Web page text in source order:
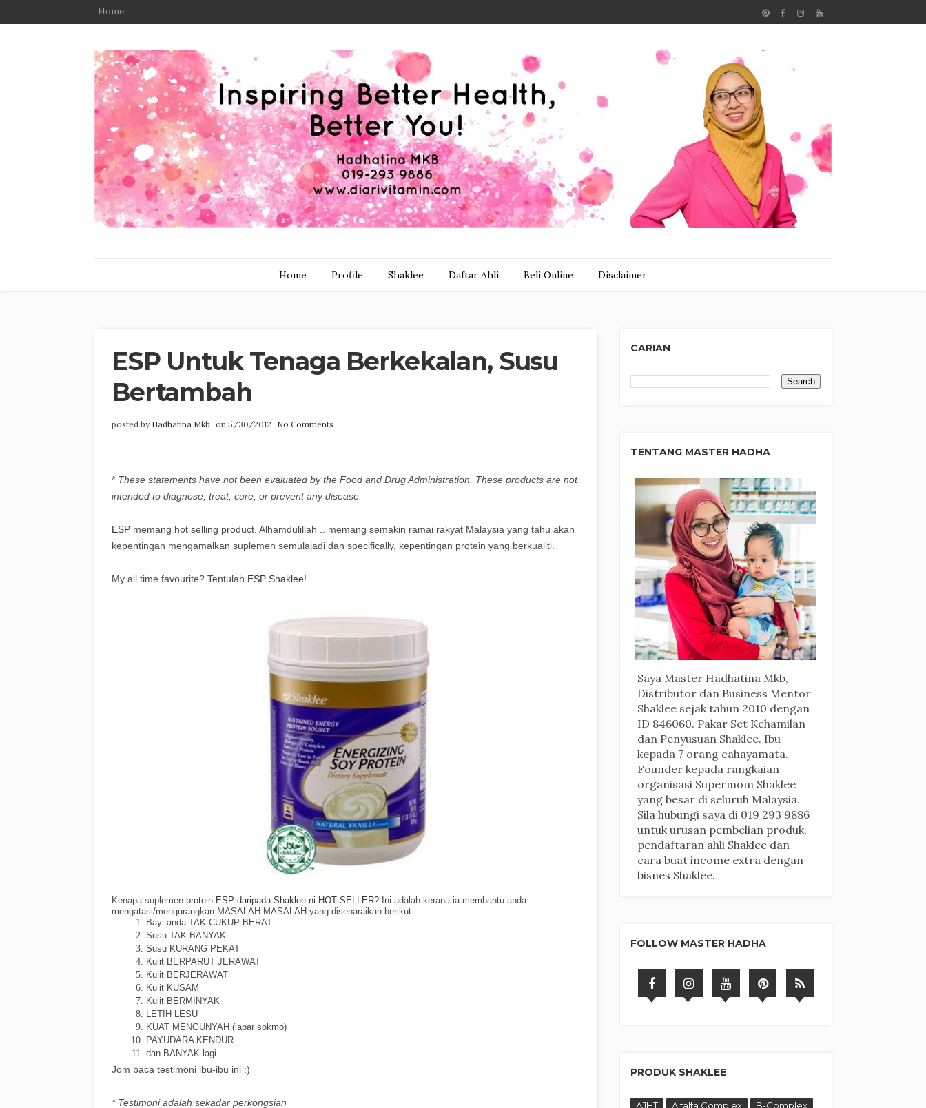
Home
Home Profile Shaklee Daftar Ahli Beli Online Disclaimer
ESP Untuk Tenaga Berkekalan, Susu
Bertambah
posted by Hadhatina Mkb on 5/30/2012 No Comments
* These statements have not been evaluated by the Food and Drug Administration. These products are not
intended to diagnose, treat, cure, or prevent any disease.
ESP memang hot selling product. Alhamdulillah .. memang semakin ramai rakyat Malaysia yang tahu akan
kepentingan mengamalkan suplemen semulajadi dan specifically, kepentingan protein yang berkualiti.
My all time favourite? Tentulah ESP Shaklee!
Kenapa suplemen protein ESP daripada Shaklee ni HOT SELLER? Ini adalah kerana ia membantu anda
mengatasi/mengurangkan MASALAH-MASALAH yang disenaraikan berikut
Bayi anda TAK CUKUP BERAT
Susu TAK BANYAK
Susu KURANG PEKAT
Kulit BERPARUT JERAWAT
Kulit BERJERAWAT
Kulit KUSAM
Kulit BERMINYAK
LETIH LESU
KUAT MENGUNYAH (lapar sokmo)
PAYUDARA KENDUR
dan BANYAK lagi ..
Jom baca testimoni ibu-ibu ini :)
* Testimoni adalah sekadar perkongsian
CARIAN
TENTANG MASTER HADHA
Saya Master Hadhatina Mkb,
Distributor dan Business Mentor
Shaklee sejak tahun 2010 dengan
ID 846060. Pakar Set Kehamilan
dan Penyusuan Shaklee. Ibu
kepada 7 orang cahayamata.
Founder kepada rangkaian
organisasi Supermom Shaklee
yang besar di seluruh Malaysia.
Sila hubungi saya di 019 293 9886
untuk urusan pembelian produk,
pendaftaran ahli Shaklee dan
cara buat income extra dengan
bisnes Shaklee.
FOLLOW MASTER HADHA
PRODUK SHAKLEE
AJHT Alfalfa Complex
B-Complex